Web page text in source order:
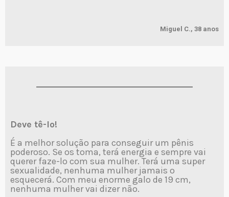
Miguel C., 38 anos
Deve tê-lo!
É a melhor solução para conseguir um pênis
poderoso. Se os toma, terá energia e sempre vai
querer faze-lo com sua mulher. Terá uma super
sexualidade, nenhuma mulher jamais o
esquecerá. Com meu enorme galo de 19 cm,
nenhuma mulher vai dizer não.